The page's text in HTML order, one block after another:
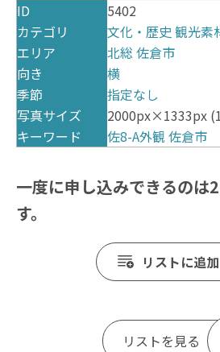
ID
5402
カテゴリ
文化・歴史 観光素
エリア
北総 佐倉市
向き
横
季節
指定なし
写真サイズ
2000px×1333px
キーワード
佐8-A外観 佐倉市
一度に申し込みできるのは
す。
リストに追
リストを見る